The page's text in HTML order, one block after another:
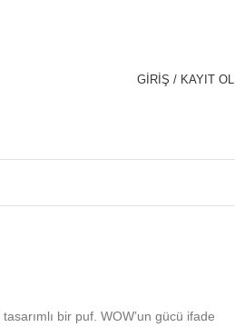
GIRIŞ / KAYIT OL
bir puf. WOW’un gücü ifade